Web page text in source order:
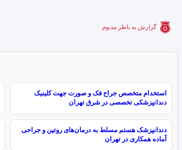
گزارش به ناظر مدبوم
استخدام متخصص جراح فک و صورت جهت کلینیک
دندانپزشکی تخصصی در شرق تهران
دندانپزشک هستم مسلط به درمان‌های روتین و جراحی
آماده همکاری در تهران